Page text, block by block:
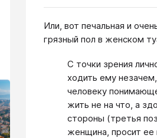
Или, вот печальная и
грязный пол в женском
С точки зрения
ходить ему
человеку
жить не на что, а
стороны (третья
женщина, просит ее